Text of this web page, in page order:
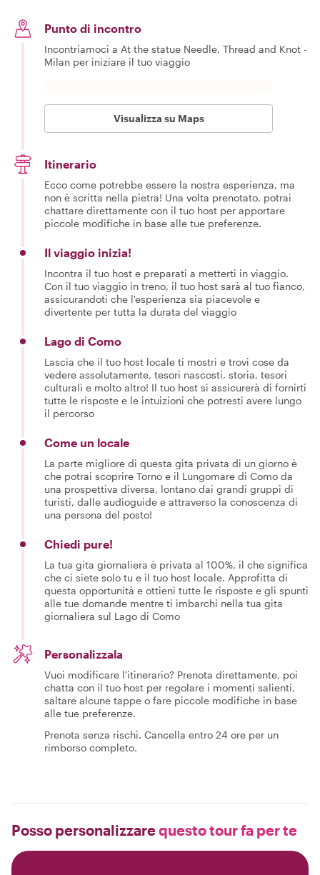
Punto di incontro
Incontriamoci a At the statue Needle, Thread and Knot -
Milan per iniziare il tuo viaggio
Visualizza su Maps
Itinerario
Ecco come potrebbe essere la nostra esperienza, ma
non è scritta nella pietra! Una volta prenotato, potrai
chattare direttamente con il tuo host per apportare
piccole modifiche in base alle tue preferenze.
Il viaggio inizia!
Incontra il tuo host e preparati a metterti in viaggio.
Con il tuo viaggio in treno, il tuo host sarà al tuo fianco,
assicurandoti che l'esperienza sia piacevole e
divertente per tutta la durata del viaggio
Lago di Como
Lascia che il tuo host locale ti mostri e trovi cose da
vedere assolutamente, tesori nascosti, storia, tesori
culturali e molto altro! Il tuo host si assicurerà di fornirti
tutte le risposte e le intuizioni che potresti avere lungo
il percorso
Come un locale
La parte migliore di questa gita privata di un giorno è
che potrai scoprire Torno e il Lungomare di Como da
una prospettiva diversa, lontano dai grandi gruppi di
turisti, dalle audioguide e attraverso la conoscenza di
una persona del posto!
Chiedi pure!
La tua gita giornaliera è privata al 100%, il che significa
che ci siete solo tu e il tuo host locale. Approfitta di
questa opportunità e ottieni tutte le risposte e gli spunti
alle tue domande mentre ti imbarchi nella tua gita
giornaliera sul Lago di Como
Personalizzala
Vuoi modificare l'itinerario? Prenota direttamente, poi
chatta con il tuo host per regolare i momenti salienti,
saltare alcune tappe o fare piccole modifiche in base
alle tue preferenze.
Prenota senza rischi. Cancella entro 24 ore per un
rimborso completo.
Posso personalizzarequesto tour fa per te